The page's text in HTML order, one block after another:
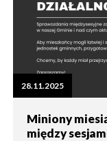
28.11.2025
Miniony
między